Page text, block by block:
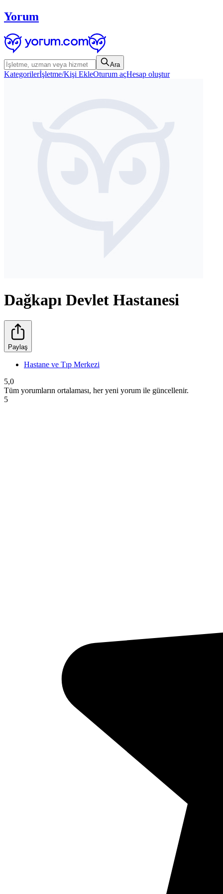
Yorum
Ara
Kategorilerİşletme/Kişi EkleOturum açHesap oluştur
Dağkapı Devlet Hastanesi
Paylaş
Hastane ve Tıp Merkezi
5,0
Tüm yorumların ortalaması, her yeni yorum ile güncellenir.
5